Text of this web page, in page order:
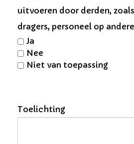
uitvoeren door derden,
dragers, personeel op
Ja
Nee
Niet van toepassing
Toelichting